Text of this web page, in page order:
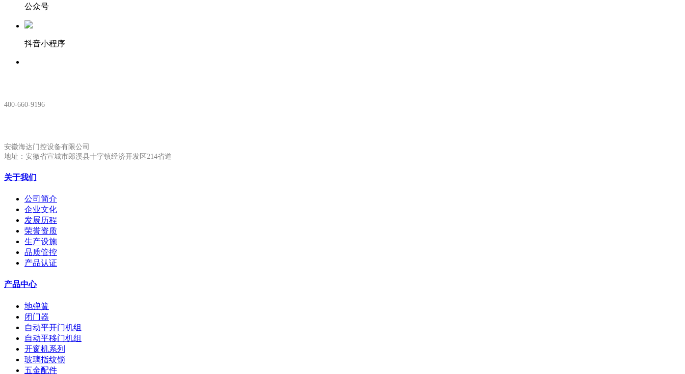
公众号
抖音小程序
400-660-9196
安徽海达门控设备有限公司
地址：安徽省宣城市郎溪县十字镇经济开发区214省道
关于我们
公司简介
企业文化
发展历程
荣誉资质
生产设施
品质管控
产品认证
产品中心
地弹簧
闭门器
自动平开门机组
自动平移门机组
开窗机系列
玻璃指纹锁
五金配件